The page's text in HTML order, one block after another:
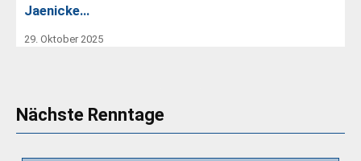
Jaenicke…
29. Oktober 2025
Nächste Renntage